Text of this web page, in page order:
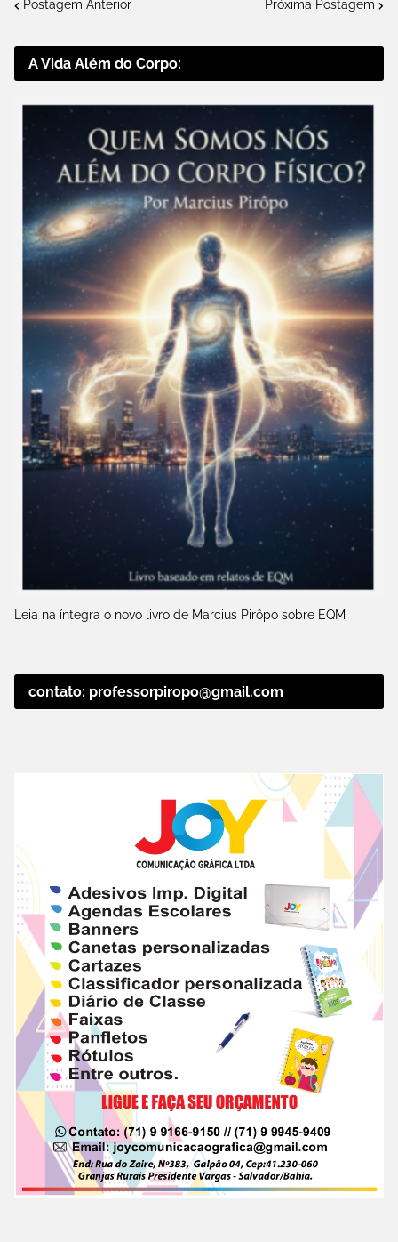
Postagem Anterior Próxima Postagem
A Vida Além do Corpo:
Leia na íntegra o novo livro de Marcius Pirôpo sobre EQM
contato: professorpiropo@gmail.com